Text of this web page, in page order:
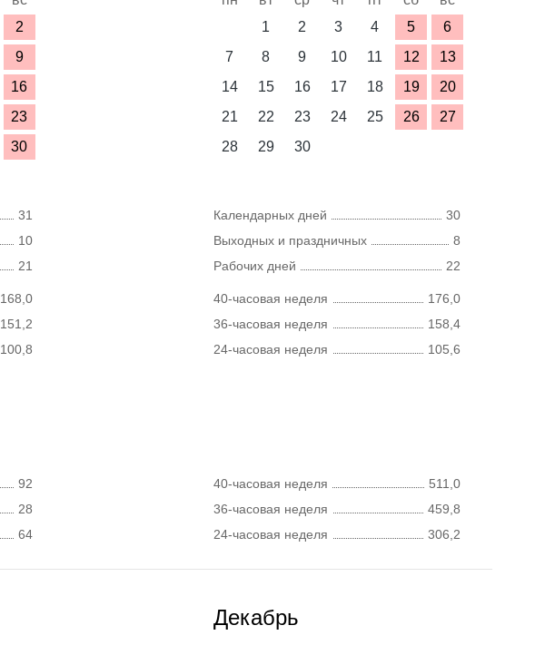
2
9
16
23
30
31
10
21
168,0
151,2
100,8
1
2 3 4 5
6
7
8 9 10 11 12
13
14
15 16 17 18 19
20
21
22 23 24 25 26
27
28
29 30
Календарных дней
30
Выходных и праздничных
8
Рабочих дней
22
40-часовая неделя
176,0
36-часовая неделя
158,4
24-часовая неделя
105,6
92
28
64
40-часовая неделя
511,0
36-часовая неделя
459,8
24-часовая неделя
306,2
Декабрь